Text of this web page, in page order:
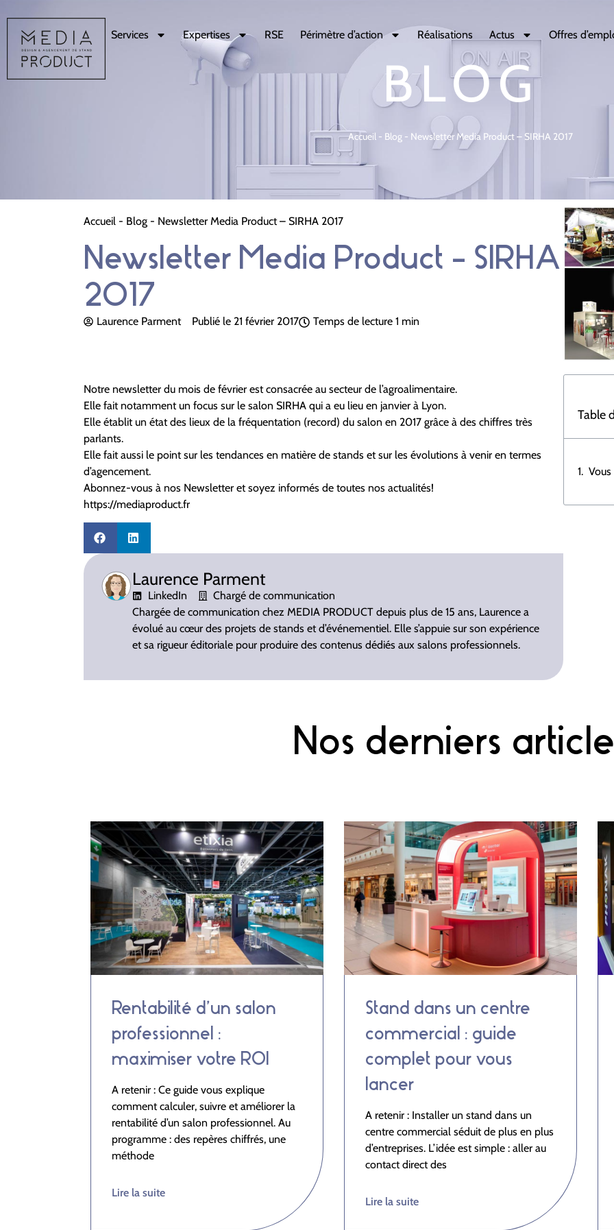
Services Expertises RSE Périmètre d’action Réalisations Actus Offres
BLOG
Accueil - Blog - Newsletter Media Product – SIRHA 2017
Accueil - Blog - Newsletter Media Product – SIRHA 2017
Newsletter Media Product – SIRHA
2017
Laurence Parment Publié le 21 février 2017 Temps de lecture 1 min
Notre newsletter du mois de février est consacrée au secteur de l’agroalimentaire.
Elle fait notamment un focus sur le salon SIRHA qui a eu lieu en janvier à Lyon.
Elle établit un état des lieux de la fréquentation (record) du salon en 2017 grâce à des chiffres très
parlants.
Elle fait aussi le point sur les tendances en matière de stands et sur les évolutions à venir en termes
d’agencement.
Abonnez-vous à nos Newsletter et soyez informés de toutes nos actualités!
https://mediaproduct.fr
Laurence Parment
LinkedIn
Chargé de communication
Chargée de communication chez MEDIA PRODUCT depuis plus de 15 ans, Laurence a
évolué au cœur des projets de stands et d’événementiel. Elle s’appuie sur son expérience
et sa rigueur éditoriale pour produire des contenus dédiés aux salons professionnels.
Table
Nos derniers
Rentabilité d’un salon
professionnel :
maximiser votre ROI
A retenir : Ce guide vous explique
comment calculer, suivre et améliorer la
rentabilité d’un salon professionnel. Au
programme : des repères chiffrés, une
méthode
Lire la suite
Stand dans un centre
commercial : guide
complet pour vous
lancer
A retenir : Installer un stand dans un
centre commercial séduit de plus en plus
d’entreprises. L’idée est simple : aller au
contact direct des
Lire la suite